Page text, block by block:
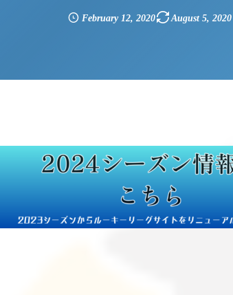
February 12, 2020 August 5, 2020